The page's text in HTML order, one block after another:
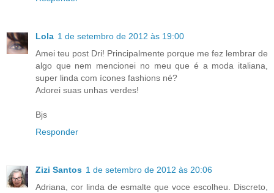
Lola 1 de setembro de 2012 às 19:00
Amei teu post Dri! Principalmente porque me fez lembrar de
algo que nem mencionei no meu que é a moda italiana,
super linda com ícones fashions né?
Adorei suas unhas verdes!
Bjs
Responder
Zizi Santos 1 de setembro de 2012 às 20:06
Adriana, cor linda de esmalte que voce escolheu. Discreto,